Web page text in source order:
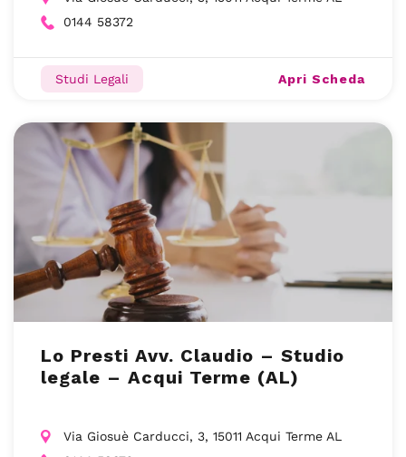
0144 58372
Studi Legali Apri Scheda
Lo Presti Avv. Claudio – Studio
legale – Acqui Terme (AL)
Via Giosuè Carducci, 3, 15011 Acqui Terme AL